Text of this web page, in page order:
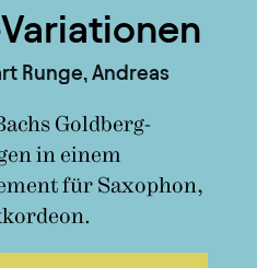
Runge, Andreas
Goldberg-
in einem
für Saxophon,